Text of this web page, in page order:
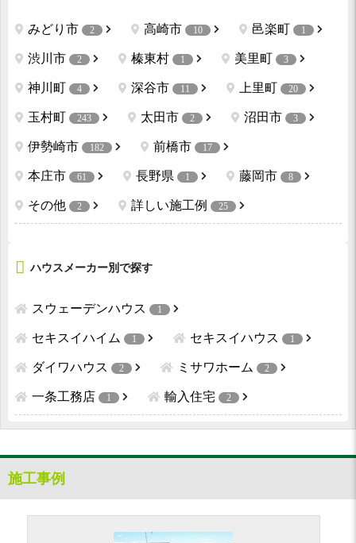
みどり市 2 高崎市 10 邑楽町 1
渋川市 2 榛東村 1 美里町 3
神川町 4 深谷市 11 上里町 20
玉村町 243 太田市 2 沼田市 3
伊勢崎市 182 前橋市 17
本庄市 61 長野県 1 藤岡市 8
その他 2 詳しい施工例 25
ハウスメーカー別で探す
スウェーデンハウス 1
セキスイハイム 1 セキスイハウス 1
ダイワハウス 2 ミサワホーム 2
一条工務店 1 輸入住宅 2
施工事例